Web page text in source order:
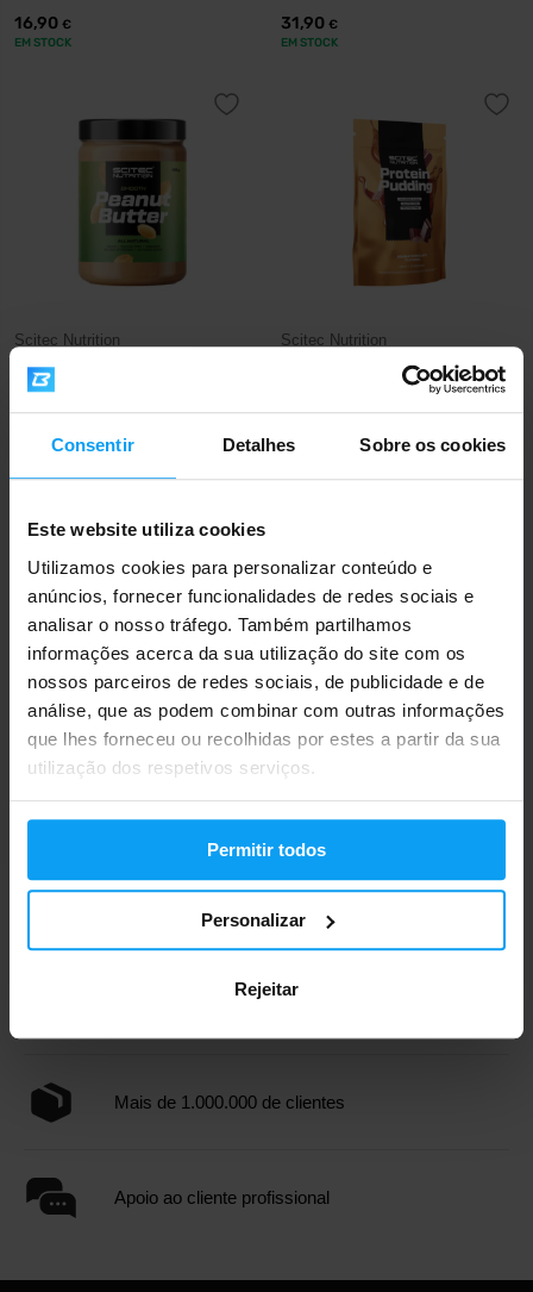
Consentir Detalhes Sobre os cookies
Este website utiliza cookies
Utilizamos cookies para personalizar conteúdo e
anúncios, fornecer funcionalidades de redes sociais e
analisar o nosso tráfego. Também partilhamos
informações acerca da sua utilização do site com os
nossos parceiros de redes sociais, de publicidade e de
análise, que as podem combinar com outras informações
que lhes forneceu ou recolhidas por estes a partir da sua
utilização dos respetivos serviços.
Permitir todos
Personalizar
Rejeitar
16,90 €
EM STOCK
31,90 €
EM STOCK
Scitec Nutrition
10,50€
EM STOCK
Scitec Nutrition
Protein Pudding 400 g
25,50€
Scitec Nutrition
Scitec Nutrition
Envio rápido
Mais de 1.000.000 de clientes
Apoio ao cliente profissional